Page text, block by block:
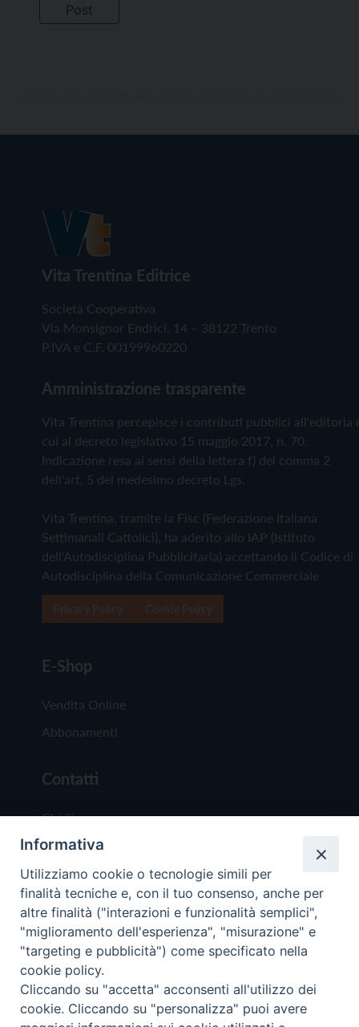
Vita Trentina Editrice
Società Cooperativa
Via Monsignor Endrici, 14 – 38122 Trento
P.IVA e C.F. 00199960220
Amministrazione trasparente
Vita Trentina percepisce i contributi pubblici all'editoria
cui al decreto legislativo 15 maggio 2017, n. 70.
Indicazione resa ai sensi della lettera f) del comma 2
dell'art. 5 del medesimo decreto Lgs.
Vita Trentina, tramite la Fisc (Federazione Italiana
Settimanali Cattolici), ha aderito allo IAP (Istituto
dell'Autodisciplina Pubblicitaria) accettando il Codice di
Autodisciplina della Comunicazione Commerciale
E-Shop
Vendita Online
Abbonamenti
Contatti
Chi Siamo
Redazione
Scrivici
Copyright © 2019 - Tutti i diritti riservati - Vita
Trentina Editrice
Informativa
Utilizziamo cookie o tecnologie simili per
finalità tecniche e, con il tuo consenso, anche per
altre finalità ("interazioni e funzionalità semplici",
"miglioramento dell'esperienza", "misurazione" e
"targeting e pubblicità") come specificato nella
cookie policy.
Cliccando su "accetta" acconsenti all'utilizzo dei
cookie. Cliccando su "personalizza" puoi avere